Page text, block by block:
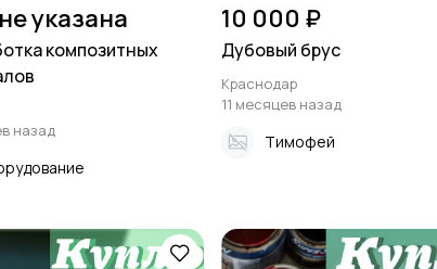
указана
композитных
назад
10 000 ₽
Дубовый брус
Краснодар
11 месяцев назад
Тимофей